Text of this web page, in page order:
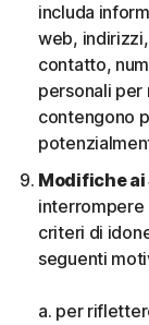
includa
web,
contatto,
personali per
contengono
Modifiche ai
interrompere
criteri di
seguenti
a. per